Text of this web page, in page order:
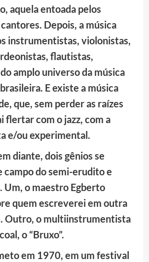
aquela entoada pelos
cantores. Depois, a música
instrumentistas, violonistas,
flautistas,
amplo universo da música
E existe a música
que, sem perder as raízes
flertar com o jazz, com a
e/ou experimental.
diante, dois gênios se
campo do semi-erudito e
o maestro Egberto
quem escreverei em outra
Outro, o multiinstrumentista
o “Bruxo”.
em 1970, em um festival